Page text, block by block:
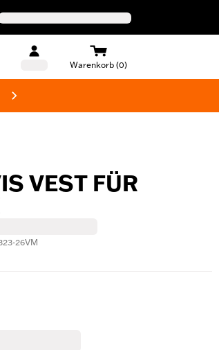
Warenkorb (0)
VEST FÜR
26VM